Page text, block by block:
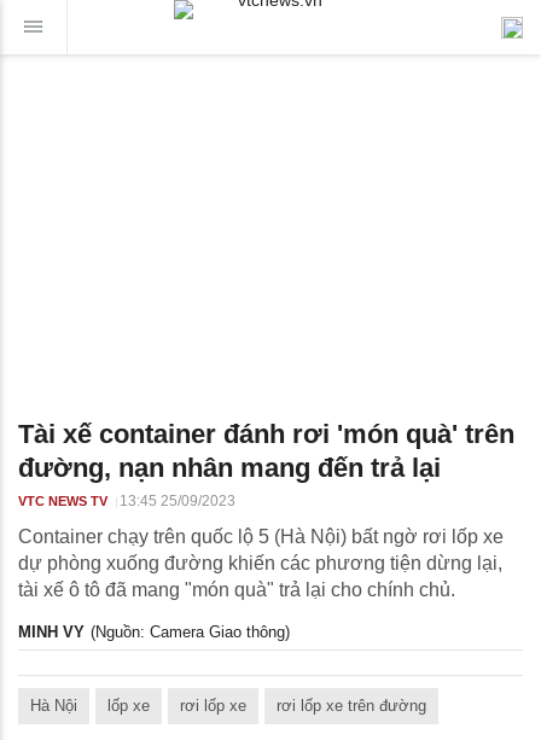
Tài xế container đánh rơi 'món quà' trên
đường, nạn nhân mang đến trả lại
VTC NEWS TV 13:45 25/09/2023
Container chạy trên quốc lộ 5 (Hà Nội) bất ngờ rơi lốp xe
dự phòng xuống đường khiến các phương tiện dừng lại,
tài xế ô tô đã mang "món quà" trả lại cho chính chủ.
MINH VY (Nguồn: Camera Giao thông)
Hà Nội lốp xe rơi lốp xe rơi lốp xe trên đường